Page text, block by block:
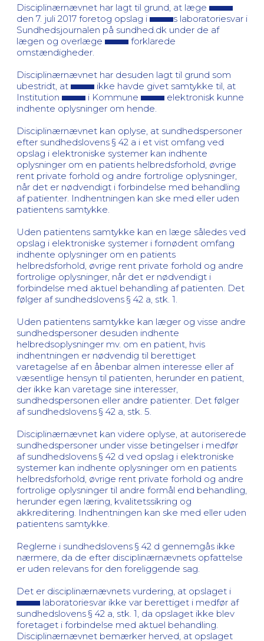
Disciplinærnævnet har lagt til grund, at læge
den 7. juli 2017 foretog opslag i
s laboratoriesvar i
Sundhedsjournalen på sundhed.dk under de af
lægen og overlæge
forklarede
omstændigheder.
Disciplinærnævnet har desuden lagt til grund som
ubestridt, at
ikke havde givet samtykke til, at
Institution
i Kommune
elektronisk kunne
indhente oplysninger om hende.
Disciplinærnævnet kan oplyse, at sundhedspersoner
efter sundhedslovens § 42 a i et vist omfang ved
opslag i elektroniske systemer kan indhente
oplysninger om en patients helbredsforhold, øvrige
rent private forhold og andre fortrolige oplysninger,
når det er nødvendigt i forbindelse med behandling
af patienter. Indhentningen kan ske med eller uden
patientens samtykke.
Uden patientens samtykke kan en læge således ved
opslag i elektroniske systemer i fornødent omfang
indhente oplysninger om en patients
helbredsforhold, øvrige rent private forhold og andre
fortrolige oplysninger, når det er nødvendigt i
forbindelse med aktuel behandling af patienten. Det
følger af sundhedslovens § 42 a, stk. 1.
Uden patientens samtykke kan læger og visse andre
sundhedspersoner desuden indhente
helbredsoplysninger mv. om en patient, hvis
indhentningen er nødvendig til berettiget
varetagelse af en åbenbar almen interesse eller af
væsentlige hensyn til patienten, herunder en patient,
der ikke kan varetage sine interesser,
sundhedspersonen eller andre patienter. Det følger
af sundhedslovens § 42 a, stk. 5.
Disciplinærnævnet kan videre oplyse, at autoriserede
sundhedspersoner under visse betingelser i medfør
af sundhedslovens § 42 d ved opslag i elektroniske
systemer kan indhente oplysninger om en patients
helbredsforhold, øvrige rent private forhold og andre
fortrolige oplysninger til andre formål end behandling,
herunder egen læring, kvalitetssikring og
akkreditering. Indhentningen kan ske med eller uden
patientens samtykke.
Reglerne i sundhedslovens § 42 d gennemgås ikke
nærmere, da de efter disciplinærnævnets opfattelse
er uden relevans for den foreliggende sag.
Det er disciplinærnævnets vurdering, at opslaget i
laboratoriesvar ikke var berettiget i medfør af
sundhedslovens § 42 a, stk. 1, da opslaget ikke blev
foretaget i forbindelse med aktuel behandling.
Disciplinærnævnet bemærker herved, at opslaget